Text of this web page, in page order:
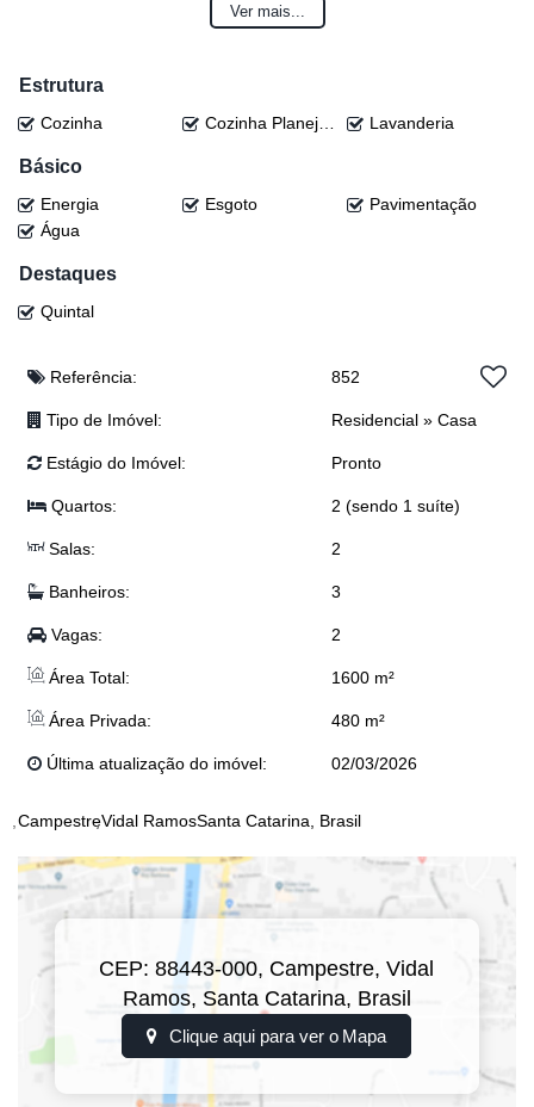
🚻 1 lavabo
🍽️ Sala de jantar
🌅 Sacada ao redor de toda a casa
🔽 Parte inferior:
📺 Sala de TV
🛁 1 banheiro social com banheira
🚗 Garagem para 2 carros
🔥 Churrasqueira
🪑 Móveis sob medida
🌿 Ampla área verde
💰 Valor: Consulte o valor
📲 Entre em contato para mais informações e agende sua visita! ✨
📲 Dyone: (47) 9113-5550
📲 Josi: (47) 99243-5366
📲 Junior: (47) 99767-2341
Ver mais...
Estrutura
Cozinha Cozinha Planejada Lavanderia
Básico
Energia Esgoto
Pavimentação
Água
Destaques
Quintal
Referência: 852
Tipo de Imóvel: Residencial » Casa
Estágio do Imóvel: Pronto
Quartos: 2 (sendo 1 suíte)
Salas: 2
Banheiros: 3
Vagas: 2
Área Total: 1600 m²
Área Privada: 480 m²
Última atualização do imóvel: 02/03/2026
CampestreVidal RamosSanta Catarina, Brasil
CEP: 88443-000, Campestre,Vidal
Ramos, Santa Catarina, Brasil
Clique aqui para ver o Mapa